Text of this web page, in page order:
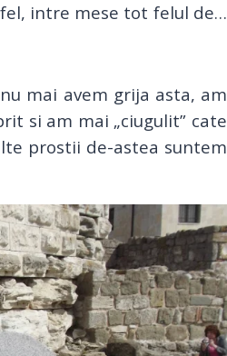
intre mese tot felul de…
mai avem grija asta, am
si am mai „ciugulit” cate
prostii de-astea suntem